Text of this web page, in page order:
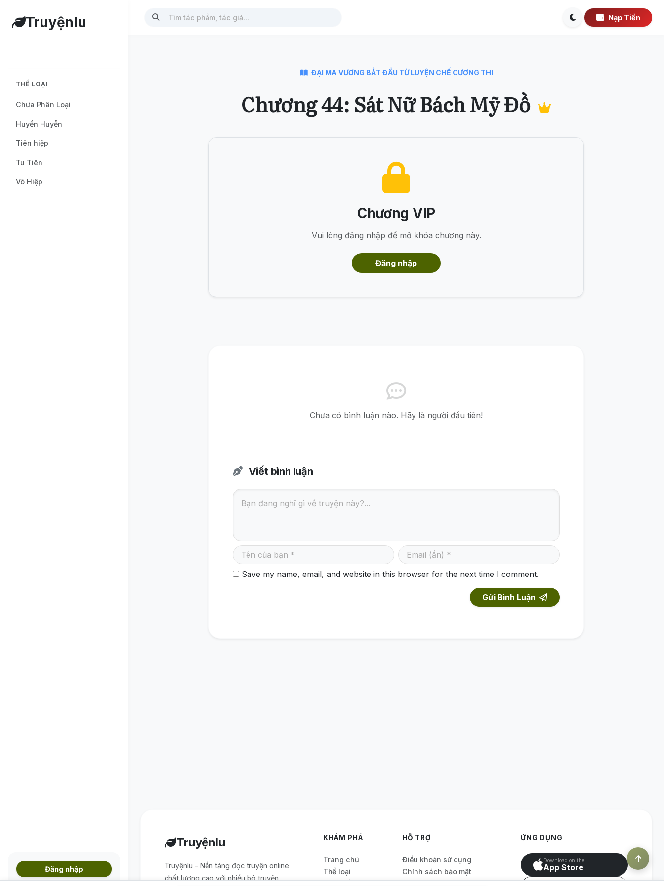
Truyệnlu
THỂ LOẠI
Chưa Phân Loại
Huyền Huyễn
Tiên hiệp
Tu Tiên
Võ Hiệp
Đăng nhập
Nạp Tiền
ĐẠI MA VƯƠNG BẮT ĐẦU TỪ LUYỆN CHẾ CƯƠNG THI
Chương 44: Sát Nữ Bách Mỹ Đồ
Chương VIP
Vui lòng đăng nhập để mở khóa chương này.
Đăng nhập
Chưa có bình luận nào. Hãy là người đầu tiên!
Viết bình luận
Save my name, email, and website in this browser for the next time I comment.
Gửi Bình Luận
Truyệnlu
Truyệnlu - Nền tảng đọc truyện online
chất lượng cao với nhiều bộ truyện
KHÁM PHÁ
Trang chủ
Thể loại
Bảng xếp hạng
HỖ TRỢ
Điều khoản sử dụng
Chính sách bảo mật
Quy định nạp linh thạch
ỨNG DỤNG
Download on the
App Store